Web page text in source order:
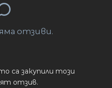
отзиви.
са закупили този
отзив.